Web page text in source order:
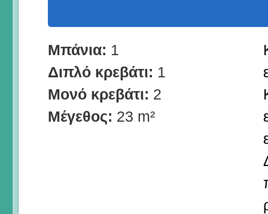
Μπάνια: 1
Διπλό κρεβάτι: 1
Μονό κρεβάτι: 2
Μέγεθος: 23 m²